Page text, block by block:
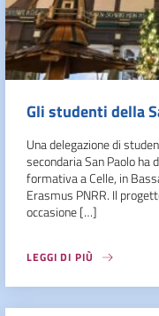
Gli studenti della
Una delegazione di
secondaria San Paolo ha
formativa a Celle, in
Erasmus PNRR. Il
occasione […]
LEGGI DI PIÙ